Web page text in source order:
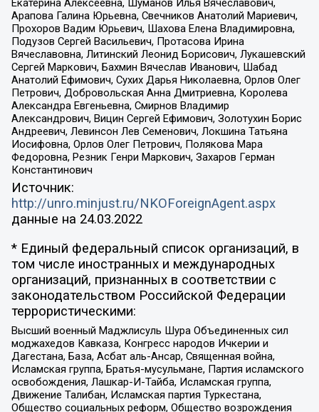
Екатерина Алексеевна, Шуманов Илья Вячеславович,
Арапова Галина Юрьевна, Свечников Анатолий Мариевич,
Прохоров Вадим Юрьевич, Шахова Елена Владимировна,
Подузов Сергей Васильевич, Протасова Ирина
Вячеславовна, Литинский Леонид Борисович, Лукашевский
Сергей Маркович, Бахмин Вячеслав Иванович, Шабад
Анатолий Ефимович, Сухих Дарья Николаевна, Орлов Олег
Петрович, Добровольская Анна Дмитриевна, Королева
Александра Евгеньевна, Смирнов Владимир
Александрович, Вицин Сергей Ефимович, Золотухин Борис
Андреевич, Левинсон Лев Семенович, Локшина Татьяна
Иосифовна, Орлов Олег Петрович, Полякова Мара
Федоровна, Резник Генри Маркович, Захаров Герман
Константинович
Источник:
http://unro.minjust.ru/NKOForeignAgent.aspx
данные на 24.03.2022
* Единый федеральный список организаций, в
том числе иностранных и международных
организаций, признанных в соответствии с
законодательством Российской Федерации
террористическими:
Высший военный Маджлисуль Шура Объединенных сил
моджахедов Кавказа, Конгресс народов Ичкерии и
Дагестана, База, Асбат аль-Ансар, Священная война,
Исламская группа, Братья-мусульмане, Партия исламского
освобождения, Лашкар-И-Тайба, Исламская группа,
Движение Талибан, Исламская партия Туркестана,
Общество социальных реформ, Общество возрождения